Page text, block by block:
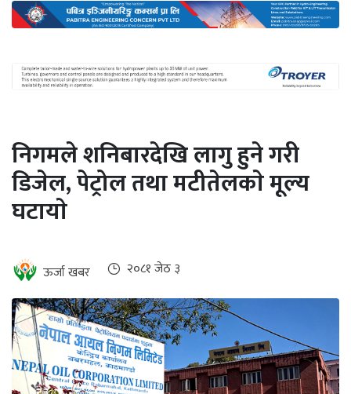
ऊर्जा
दक्षता
खबर
हरित
हाइड्रोजन
सम्पादकीय
बैंक
पर्यटन
भिडियो
निगमले शनिबारदेखि लागु हुने गरी
डिजेल, पेट्रोल तथा मटीतेलकाे मूल्य
घटायाे
ऊर्जा खबर २०८१ जेठ ३